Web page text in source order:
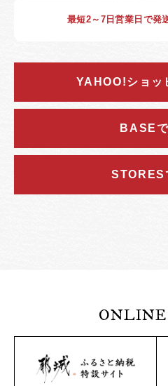
最短2～7日営業日で発
YAHOO!ショッ
BASE
STORES
ONLINE